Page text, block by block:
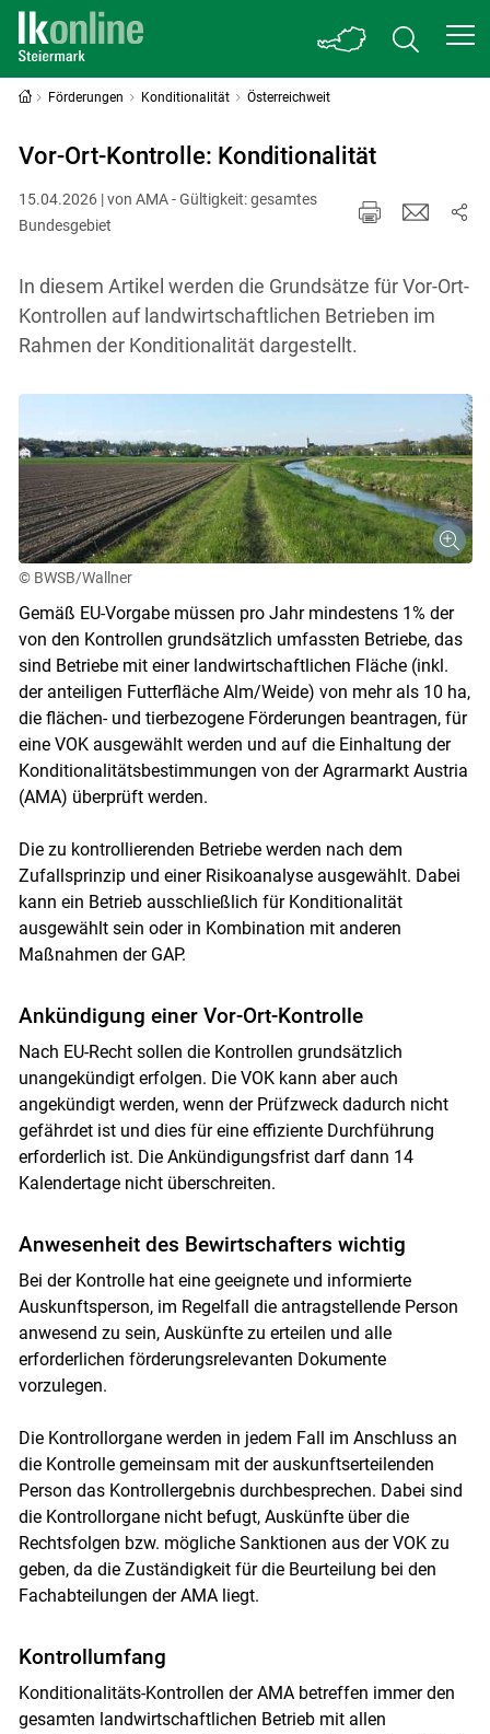
Skip to main content
Förderungen Konditionalität Österreichweit
Vor-Ort-Kontrolle: Konditionalität
15.04.2026 | von AMA - Gültigkeit: gesamtes
Bundesgebiet
In diesem Artikel werden die Grundsätze für Vor-Ort-
Kontrollen auf landwirtschaftlichen Betrieben im
Rahmen der Konditionalität dargestellt.
© BWSB/Wallner
Gemäß EU-Vorgabe müssen pro Jahr mindestens 1% der
von den Kontrollen grundsätzlich umfassten Betriebe, das
sind Betriebe mit einer landwirtschaftlichen Fläche (inkl.
der anteiligen Futterfläche Alm/Weide) von mehr als 10 ha,
die flächen- und tierbezogene Förderungen beantragen, für
eine VOK ausgewählt werden und auf die Einhaltung der
Konditionalitätsbestimmungen von der Agrarmarkt Austria
(AMA) überprüft werden.
Die zu kontrollierenden Betriebe werden nach dem
Zufallsprinzip und einer Risikoanalyse ausgewählt. Dabei
kann ein Betrieb ausschließlich für Konditionalität
ausgewählt sein oder in Kombination mit anderen
Maßnahmen der GAP.
Ankündigung einer Vor-Ort-Kontrolle
Nach EU-Recht sollen die Kontrollen grundsätzlich
unangekündigt erfolgen. Die VOK kann aber auch
angekündigt werden, wenn der Prüfzweck dadurch nicht
gefährdet ist und dies für eine effiziente Durchführung
erforderlich ist. Die Ankündigungsfrist darf dann 14
Kalendertage nicht überschreiten.
Anwesenheit des Bewirtschafters wichtig
Bei der Kontrolle hat eine geeignete und informierte
Auskunftsperson, im Regelfall die antragstellende Person
anwesend zu sein, Auskünfte zu erteilen und alle
erforderlichen förderungsrelevanten Dokumente
vorzulegen.
Die Kontrollorgane werden in jedem Fall im Anschluss an
die Kontrolle gemeinsam mit der auskunftserteilenden
Person das Kontrollergebnis durchbesprechen. Dabei sind
die Kontrollorgane nicht befugt, Auskünfte über die
Rechtsfolgen bzw. mögliche Sanktionen aus der VOK zu
geben, da die Zuständigkeit für die Beurteilung bei den
Fachabteilungen der AMA liegt.
Kontrollumfang
Konditionalitäts-Kontrollen der AMA betreffen immer den
gesamten landwirtschaftlichen Betrieb mit allen